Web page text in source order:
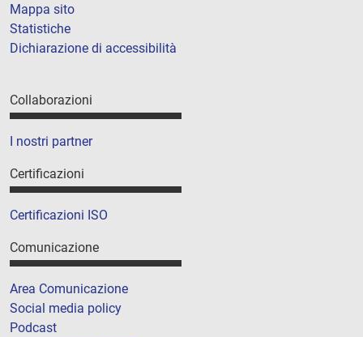
Mappa sito
Statistiche
Dichiarazione di accessibilità
Collaborazioni
I nostri partner
Certificazioni
Certificazioni ISO
Comunicazione
Area Comunicazione
Social media policy
Podcast